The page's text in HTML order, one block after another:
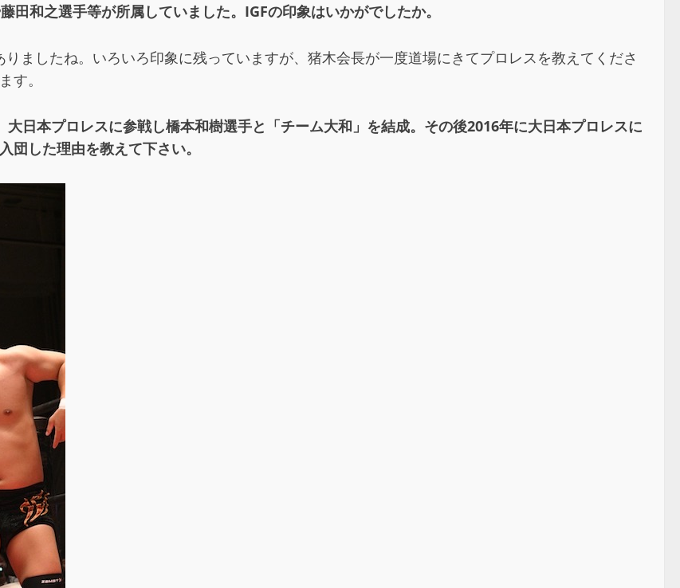
和之選手等が所属していました。IGFの印象はいかがでしたか。
ましたね。いろいろ印象に残っていますが、猪木会長が一度道場にきてプロレスを教えてくださ
す。
日本プロレスに参戦し橋本和樹選手と「チーム大和」を結成。その後2016年に大日本プロレスに
団した理由を教えて下さい。